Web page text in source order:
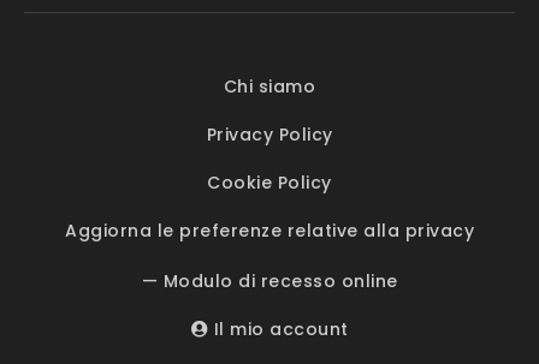
Chi siamo
Privacy Policy
Cookie Policy
Aggiorna le preferenze relative alla privacy
— Modulo di recesso online
Il mio account